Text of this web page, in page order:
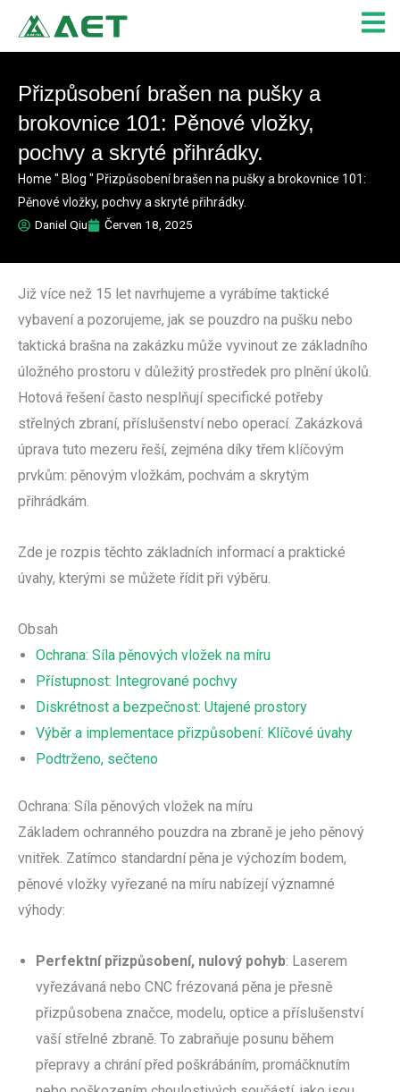
obsah
Přizpůsobení brašen na pušky a
brokovnice 101: Pěnové vložky,
pochvy a skryté přihrádky.
Home " Blog " Přizpůsobení brašen na pušky a brokovnice 101:
Pěnové vložky, pochvy a skryté přihrádky.
Daniel Qiu
Červen 18, 2025
Již více než 15 let navrhujeme a vyrábíme taktické
vybavení a pozorujeme, jak se pouzdro na pušku nebo
taktická brašna na zakázku může vyvinout ze základního
úložného prostoru v důležitý prostředek pro plnění úkolů.
Hotová řešení často nesplňují specifické potřeby
střelných zbraní, příslušenství nebo operací. Zakázková
úprava tuto mezeru řeší, zejména díky třem klíčovým
prvkům: pěnovým vložkám, pochvám a skrytým
přihrádkám.
Zde je rozpis těchto základních informací a praktické
úvahy, kterými se můžete řídit při výběru.
Obsah
Ochrana: Síla pěnových vložek na míru
Přístupnost: Integrované pochvy
Diskrétnost a bezpečnost: Utajené prostory
Výběr a implementace přizpůsobení: Klíčové úvahy
Podtrženo, sečteno
Ochrana: Síla pěnových vložek na míru
Základem ochranného pouzdra na zbraně je jeho pěnový
vnitřek. Zatímco standardní pěna je výchozím bodem,
pěnové vložky vyřezané na míru nabízejí významné
výhody:
Perfektní přizpůsobení, nulový pohyb: Laserem
vyřezávaná nebo CNC frézovaná pěna je přesně
přizpůsobena značce, modelu, optice a příslušenství
vaší střelné zbraně. To zabraňuje posunu během
přepravy a chrání před poškrábáním, promáčknutím